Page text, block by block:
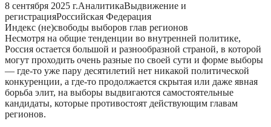
8 сентября 2025 г.АналитикаВыдвижение и
регистрацияРоссийская Федерация
Индекс (не)свободы выборов глав регионов
Несмотря на общие тенденции во внутренней политике,
Россия остается большой и разнообразной страной, в которой
могут проходить очень разные по своей сути и форме выборы
— где-то уже пару десятилетий нет никакой политической
конкуренции, а где-то продолжается скрытая или даже явная
борьба элит, на выборы выдвигаются самостоятельные
кандидаты, которые противостоят действующим главам
регионов.